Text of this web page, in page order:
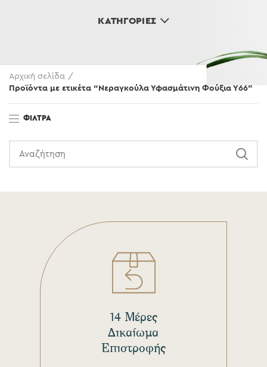
ΚΑΤΗΓΟΡΊΕΣ
Αρχική σελίδα
Προϊόντα με ετικέτα “Νεραγκούλα Υφασμάτινη Φούξια Υ66”
ΦΊΛΤΡΑ
14 Μέρες
Δικαίωμα
Επιστροφής